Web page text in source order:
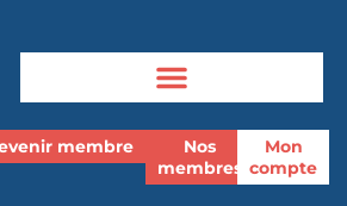
membre
Nos
membres
Mon
compte